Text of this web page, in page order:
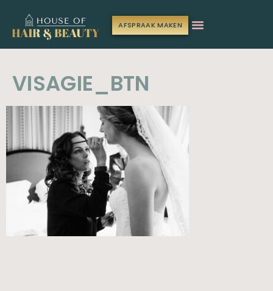
AFSPRAAK MAKEN
VISAGIE_BTN